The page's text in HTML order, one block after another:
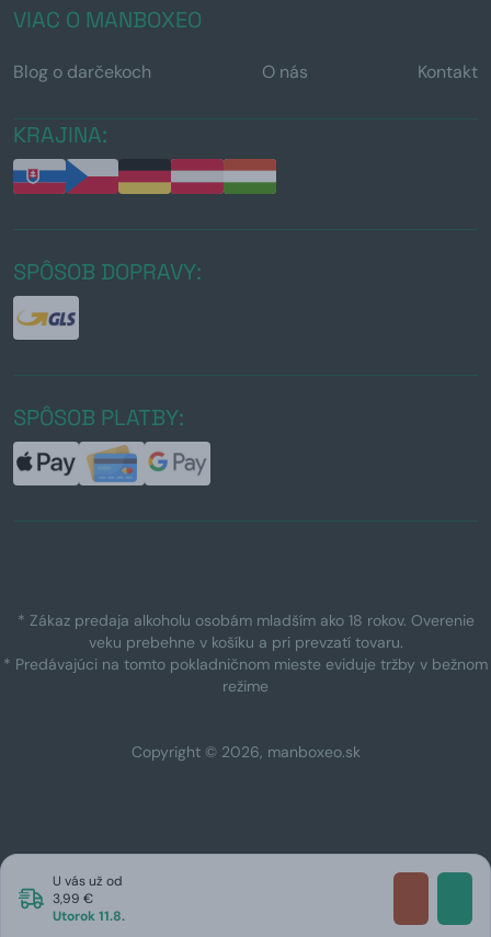
Utorok 11.8.
U vás už od
3,99 €
VIAC O MANBOXEO
Blog o darčekoch O nás Kontakt
KRAJINA:
SPÔSOB DOPRAVY:
SPÔSOB PLATBY:
* Zákaz predaja alkoholu osobám mladším ako 18 rokov. Overenie
veku prebehne v košíku a pri prevzatí tovaru.
* Predávajúci na tomto pokladničnom mieste eviduje tržby v bežnom
režime
Copyright © 2026, manboxeo.sk